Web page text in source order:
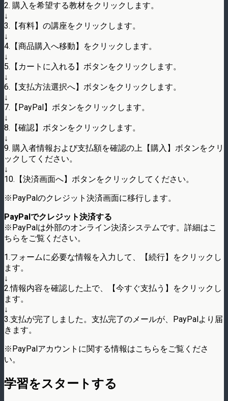
2. 購入を希望する教材をクリックします。
↓
3.【有料】の講座をクリックします。
↓
4.【商品購入へ移動】をクリックします。
↓
5.【カートに入れる】ボタンをクリックします。
↓
6.【支払方法選択へ】ボタンをクリックします。
↓
7.【PayPal】ボタンをクリックします。
↓
8.【確認】ボタンをクリックします。
↓
9. 購入者情報および支払額を確認の上【購入】ボタンをクリ
ックしてください。
↓
10.【決済画面へ】ボタンをクリックしてください。
※PayPalのクレジット決済画面に移行します。
PayPalでクレジット決済する
※PayPalは外部のオンライン決済システムです。詳細はこ
ちらをご覧ください。
1.フォームに必要な情報を入力して、【続行】をクリックし
ます。
↓
2.情報内容を確認した上で、【今すぐ支払う】をクリックし
ます。
↓
3.支払が完了しました。支払完了のメールが、PayPalより届
きます。
※PayPalアカウントに関する情報はこちらをご覧くださ
い。
学習をスタートする